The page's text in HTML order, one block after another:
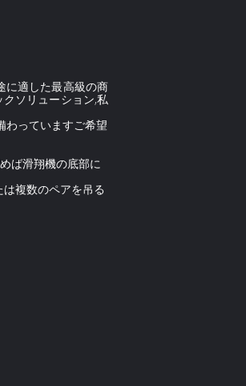
に適した最高級の商
ソリューション,私
わっていますご希望
ば滑翔機の底部に
複数のペアを吊る